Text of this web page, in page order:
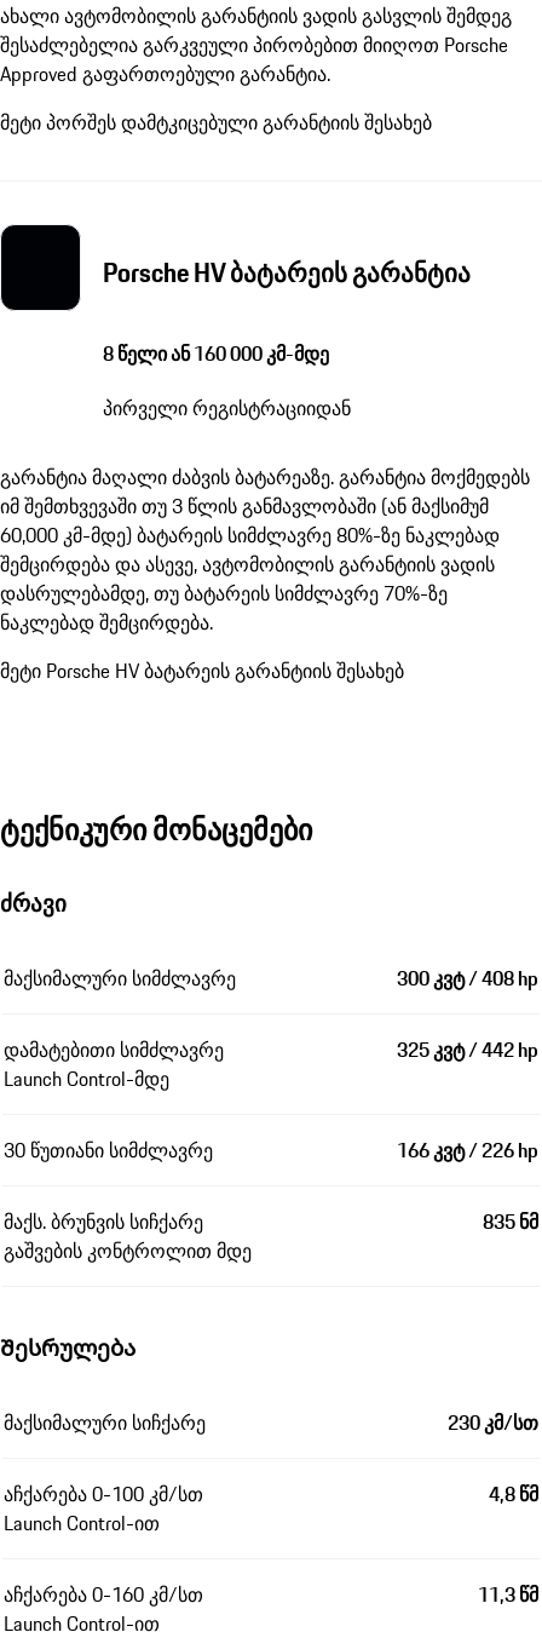
ახალი ავტომობილის გარანტიის ვადის გასვლის შემდეგ
შესაძლებელია გარკვეული პირობებით მიიღოთ Porsche
Approved გაფართოებული გარანტია.
მეტი პორშეს დამტკიცებული გარანტიის შესახებ
Porsche HV ბატარეის გარანტია
8 წელი ან 160 000 კმ-მდე
პირველი რეგისტრაციიდან
გარანტია მაღალი ძაბვის ბატარეაზე. გარანტია მოქმედებს
იმ შემთხვევაში თუ 3 წლის განმავლობაში (ან მაქსიმუმ
60,000 კმ-მდე) ბატარეის სიმძლავრე 80%-ზე ნაკლებად
შემცირდება და ასევე, ავტომობილის გარანტიის ვადის
დასრულებამდე, თუ ბატარეის სიმძლავრე 70%-ზე
ნაკლებად შემცირდება.
მეტი Porsche HV ბატარეის გარანტიის შესახებ
ტექნიკური მონაცემები
ძრავი
მაქსიმალური სიმძლავრე 300 კვტ / 408 hp
დამატებითი სიმძლავრე
Launch Control-მდე
325 კვტ / 442 hp
30 წუთიანი სიმძლავრე 166 კვტ / 226 hp
მაქს. ბრუნვის სიჩქარე
გაშვების კონტროლით მდე
835 ნმ
Შესრულება
მაქსიმალური სიჩქარე 230 კმ/სთ
აჩქარება 0-100 კმ/სთ
Launch Control-ით
4,8 წმ
აჩქარება 0-160 კმ/სთ
Launch Control-ით
11,3 წმ